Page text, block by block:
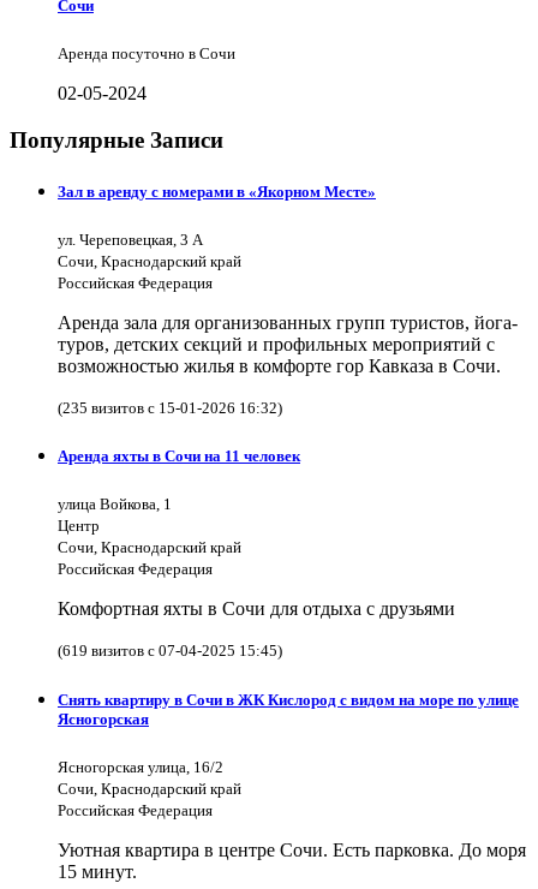
Сочи
Аренда посуточно в Сочи
02-05-2024
Популярные Записи
Зал в аренду с номерами в «Якорном Месте»
ул. Череповецкая, 3 А
Сочи, Краснодарский край
Российская Федерация
Аренда зала для организованных групп туристов, йога-
туров, детских секций и профильных мероприятий с
возможностью жилья в комфорте гор Кавказа в Сочи.
(235 визитов с 15-01-2026 16:32)
Аренда яхты в Сочи на 11 человек
улица Войкова, 1
Центр
Сочи, Краснодарский край
Российская Федерация
Комфортная яхты в Сочи для отдыха с друзьями
(619 визитов с 07-04-2025 15:45)
Снять квартиру в Сочи в ЖК Кислород с видом на море по улице
Ясногорская
Ясногорская улица, 16/2
Сочи, Краснодарский край
Российская Федерация
Уютная квартира в центре Сочи. Есть парковка. До моря
15 минут.